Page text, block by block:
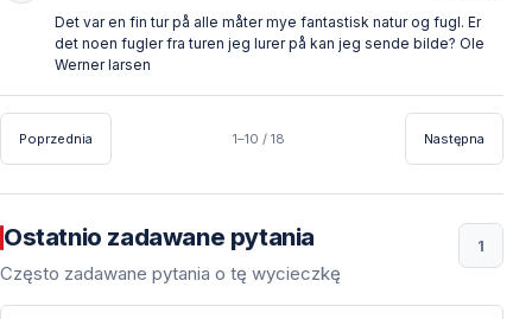
Det var en fin tur på alle måter mye fantastisk natur og fugl. Er
det noen fugler fra turen jeg lurer på kan jeg sende bilde? Ole
Werner larsen
Poprzednia 1–10 / 18 Następna
Ostatnio zadawane pytania
Często zadawane pytania o tę wycieczkę
1